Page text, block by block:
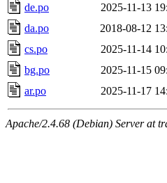
de.po
2025-11-13
da.po
2018-08-12
cs.po
2025-11-14
bg.po
2025-11-15
ar.po
2025-11-17
Apache/2.4.68 (Debian) Server at